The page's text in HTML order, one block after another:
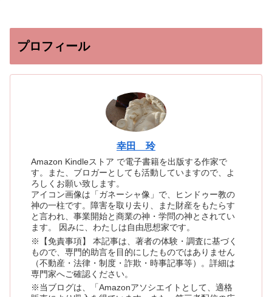
プロフィール
幸田 玲
Amazon Kindleストア で電子書籍を出版する作家で
す。また、ブロガーとしても活動していますので、よ
ろしくお願い致します。
アイコン画像は「ガネーシャ像」で、ヒンドゥー教の
神の一柱です。障害を取り去り、また財産をもたらす
と言われ、事業開始と商業の神・学問の神とされてい
ます。 因みに、わたしは自由思想家です。
※【免責事項】 本記事は、著者の体験・調査に基づく
もので、専門的助言を目的にしたものではありません
（不動産・法律・制度・詐欺・時事記事等）。詳細は
専門家へご確認ください。
※当ブログは、「Amazonアソシエイトとして、適格